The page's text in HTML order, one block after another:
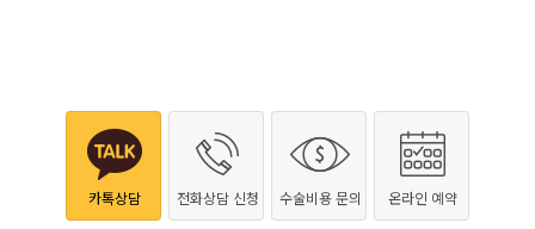
카톡상담 전화상담 신청 수술비용 문의 온라인 예약